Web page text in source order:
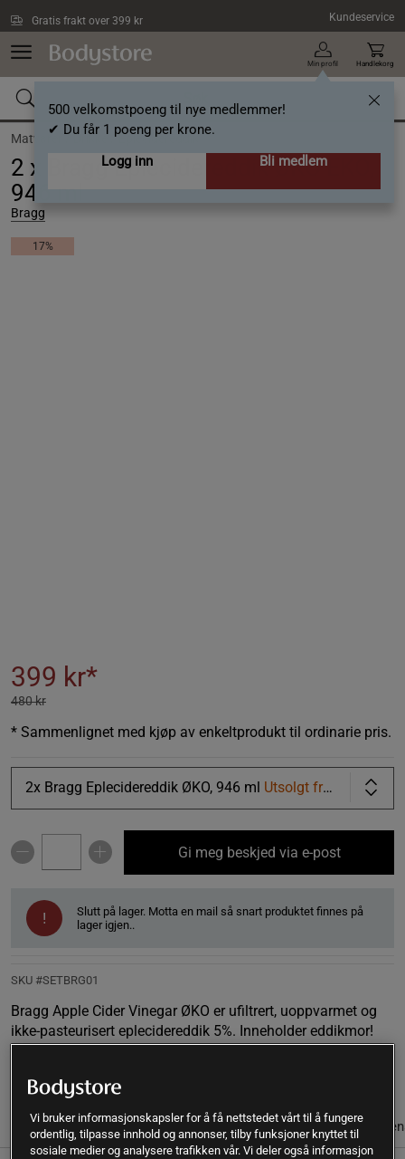
Gratis frakt over 399 kr Kundeservice
Min profil
500 velkomstpoeng til nye medlemmer!
✔ Du får 1 poeng per krone.
Logg inn
Bli medlem
Handlekorg
Matvarer / Drikke /Eplecidereddik
2 x Bragg Eplecidereddik ØKO EKO,
946 ml
Bragg
17%
399 kr*
480 kr
* Sammenlignet med kjøp av enkeltprodukt til ordinarie pris.
2x Bragg Eplecidereddik ØKO, 946 ml Utsolgt fra lager
Gi meg beskjed via e-post
!
Slutt på lager. Motta en mail så snart produktet finnes på
lager igjen..
SKU #SETBRG01
Bragg Apple Cider Vinegar ØKO er ufiltrert, uoppvarmet og
ikke-pasteurisert eplecidereddik 5%. Inneholder eddikmor!
Informasjon Anmeldelser Næringsinformasjon &
Vi bruker informasjonskapsler for å få nettstedet vårt til å fungere
ordentlig, tilpasse innhold og annonser, tilby funksjoner knyttet til
sosiale medier og analysere trafikken vår. Vi deler også informasjon